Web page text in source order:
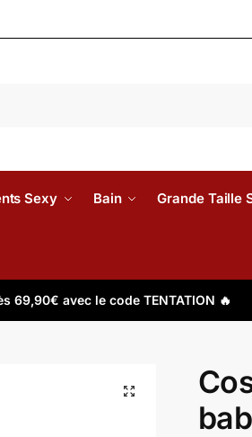
Sexy Bain Grande Taille
69,90€ avec le code TENTATION 🔥
🔍